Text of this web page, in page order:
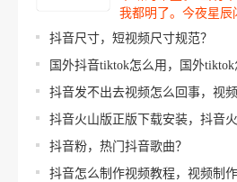
我都明了。今夜星
抖音尺寸，短视频尺寸规范？
国外抖音tiktok怎么用，国外tiktok
抖音发不出去视频怎么回事，视
抖音火山版正版下载安装，抖音火
抖音粉，热门抖音歌曲？
抖音怎么制作视频教程，视频制作